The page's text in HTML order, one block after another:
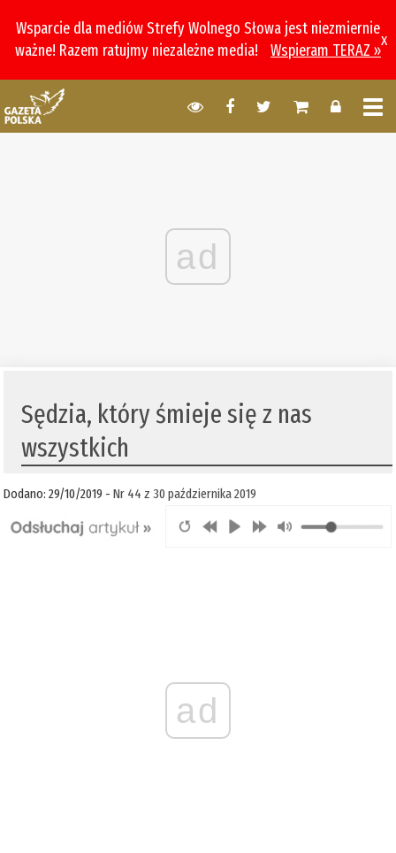
Wsparcie dla mediów Strefy Wolnego Słowa jest niezmiernie
ważne! Razem ratujmy niezależne media!
Wspieram TERAZ »
x
ad
Sędzia, który śmieje się z nas
wszystkich
Dodano: 29/10/2019 -Nr 44 z 30 października 2019
ad